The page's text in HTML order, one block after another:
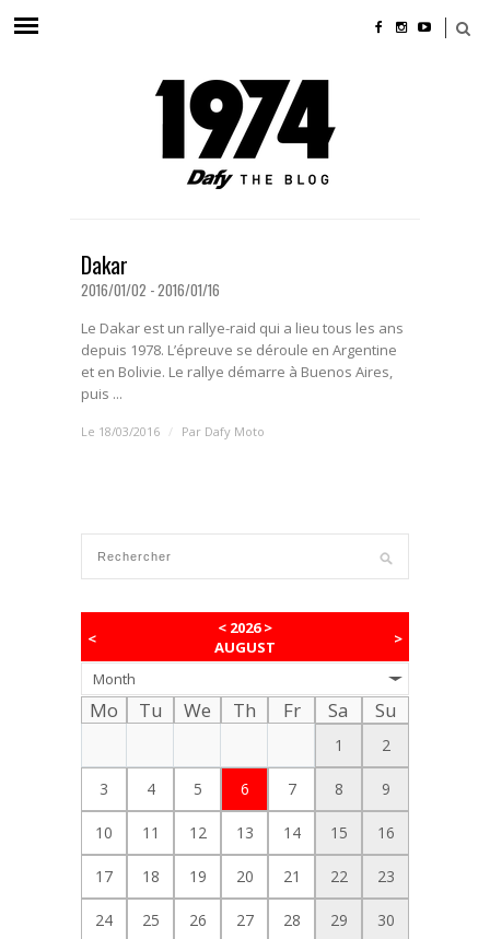
Dakar
2016/01/02 - 2016/01/16
Le Dakar est un rallye-raid qui a lieu tous les ans
depuis 1978. L’épreuve se déroule en Argentine
et en Bolivie. Le rallye démarre à Buenos Aires,
puis ...
Le 18/03/2016 / Par Dafy Moto
<
< 2026>
AUGUST
>
Month
Mo Tu We Th Fr Sa Su
1 2
3 4 5 6 7 8 9
10 11 12 13 14 15 16
17 18 19 20 21 22 23
24 25 26 27 28 29 30